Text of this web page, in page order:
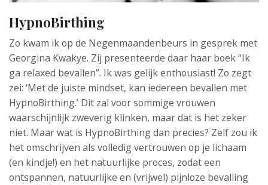
HypnoBirthing
Zo kwam ik op de Negenmaandenbeurs in gesprek met
Georgina Kwakye. Zij presenteerde daar haar boek “Ik
ga relaxed bevallen”. Ik was gelijk enthousiast! Zo zegt
zei: ‘Met de juiste mindset, kan iedereen bevallen met
HypnoBirthing.’ Dit zal voor sommige vrouwen
waarschijnlijk zweverig klinken, maar dat is het zeker
niet. Maar wat is HypnoBirthing dan precies? Zelf zou ik
het omschrijven als volledig vertrouwen op je lichaam
(en kindje!) en het natuurlijke proces, zodat een
ontspannen, natuurlijke en (vrijwel) pijnloze bevalling